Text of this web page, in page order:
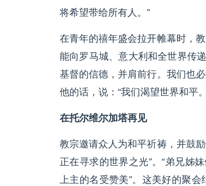
将希望带给所有人。”
在青年的禧年盛会拉开帷幕时，
能向罗马城、意大利和全世界传
基督的信德，并肩前行。我们也
他的话，说：“我们渴望世界和平
在托尔维尔加塔再见
教宗邀请众人为和平祈祷，并鼓
正在寻求的世界之光”。“弟兄姊
上主的名受赞美”。这美好的聚